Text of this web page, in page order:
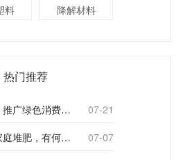
料 降解材料
热门推荐
国务院批复！推广绿色消费，引导使用环保可降解包装材料
07-21
工业堆肥和家庭堆肥，有何不同？
07-07